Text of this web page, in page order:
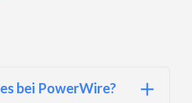
bei PowerWire?